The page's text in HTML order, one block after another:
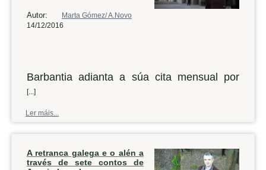
Autor:
Marta Gómez/ A.Novo
14/12/2016
Barbantia adianta a súa cita mensual por
mor das festas do Nadal, así que este
venres a asociación cultural levará a cabo
na casa de cultura noiesa unha nova
historiador Pedro García Vidal, que falará do
[...]
Ler máis...
A retranca galega e o alén a
través de sete contos de